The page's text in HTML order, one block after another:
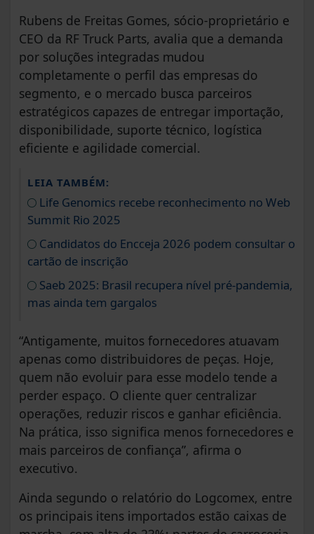
Rubens de Freitas Gomes, sócio-proprietário e
CEO da RF Truck Parts, avalia que a demanda
por soluções integradas mudou
completamente o perfil das empresas do
segmento, e o mercado busca parceiros
estratégicos capazes de entregar importação,
disponibilidade, suporte técnico, logística
eficiente e agilidade comercial.
LEIA TAMBÉM:
Life Genomics recebe reconhecimento no Web
Summit Rio 2025
Candidatos do Encceja 2026 podem consultar o
cartão de inscrição
Saeb 2025: Brasil recupera nível pré-pandemia,
mas ainda tem gargalos
“Antigamente, muitos fornecedores atuavam
apenas como distribuidores de peças. Hoje,
quem não evoluir para esse modelo tende a
perder espaço. O cliente quer centralizar
operações, reduzir riscos e ganhar eficiência.
Na prática, isso significa menos fornecedores e
mais parceiros de confiança”, afirma o
executivo.
Ainda segundo o relatório do Logcomex, entre
os principais itens importados estão caixas de